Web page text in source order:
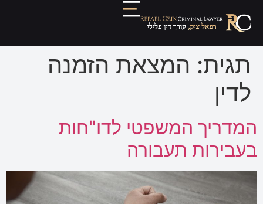
תגית: המצאת הזמנה
לדין
המדריך המשפטי לדו"חות
בעבירות תעבורה